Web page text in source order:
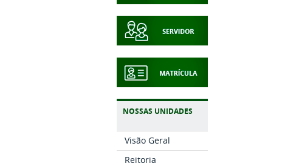
NOSSAS UNIDADES
Visão Geral
Reitoria